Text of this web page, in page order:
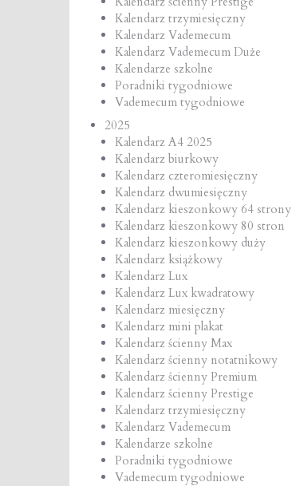
Kalendarz trzymiesięczny
Kalendarz Vademecum
Kalendarz Vademecum Duże
Kalendarze szkolne
Poradniki tygodniowe
Vademecum tygodniowe
2025
Kalendarz A4 2025
Kalendarz biurkowy
Kalendarz czteromiesięczny
Kalendarz dwumiesięczny
Kalendarz kieszonkowy 64 strony
Kalendarz kieszonkowy 80 stron
Kalendarz kieszonkowy duży
Kalendarz książkowy
Kalendarz Lux
Kalendarz Lux kwadratowy
Kalendarz miesięczny
Kalendarz mini plakat
Kalendarz ścienny Max
Kalendarz ścienny notatnikowy
Kalendarz ścienny Premium
Kalendarz ścienny Prestige
Kalendarz trzymiesięczny
Kalendarz Vademecum
Kalendarze szkolne
Poradniki tygodniowe
Vademecum tygodniowe